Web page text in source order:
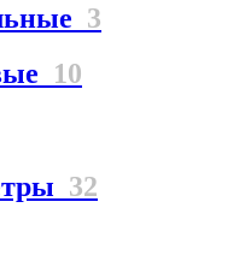
3
10
32